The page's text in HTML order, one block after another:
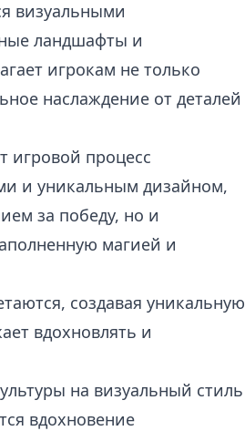
визуальными
ландшафты и
игрокам не только
наслаждение от деталей
игровой процесс
и уникальным дизайном,
за победу, но и
магией и
создавая уникальную
вдохновлять и
на визуальный стиль
вдохновение